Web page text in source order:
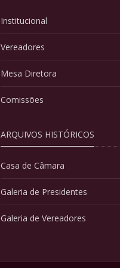
Institucional
Vereadores
Mesa Diretora
Comissões
ARQUIVOS HISTÓRICOS
Casa de Câmara
Galeria de Presidentes
Galeria de Vereadores